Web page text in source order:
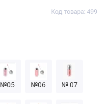
Код товара: 499
№05 №06 № 07